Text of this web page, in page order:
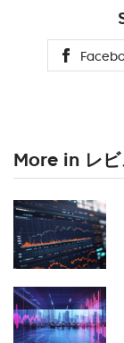
More in レビ